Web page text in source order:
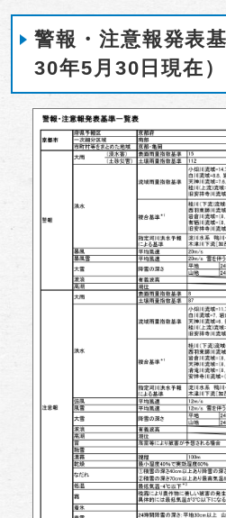
警報・注意報発表
30年5月30日現在）